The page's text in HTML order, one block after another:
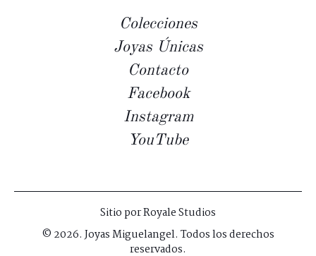
Colecciones
Joyas Únicas
Contacto
Facebook
Instagram
YouTube
Sitio porRoyale Studios
© 2026. Joyas Miguelangel. Todos los derechos
reservados.